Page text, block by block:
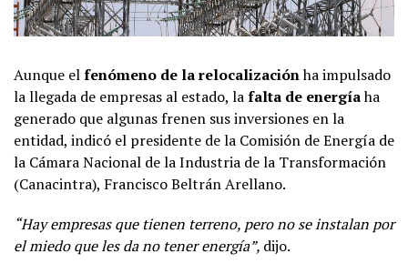
Aunque elfenómeno de la relocalizaciónha impulsado
la llegada de empresas al estado, lafalta de energíaha
generado que algunas frenen sus inversiones en la
entidad, indicó el presidente de la Comisión de Energía de
la Cámara Nacional de la Industria de la Transformación
(Canacintra), Francisco Beltrán Arellano.
“Hay empresas que tienen terreno, pero no se instalan por
el miedo que les da no tener energía”, dijo.